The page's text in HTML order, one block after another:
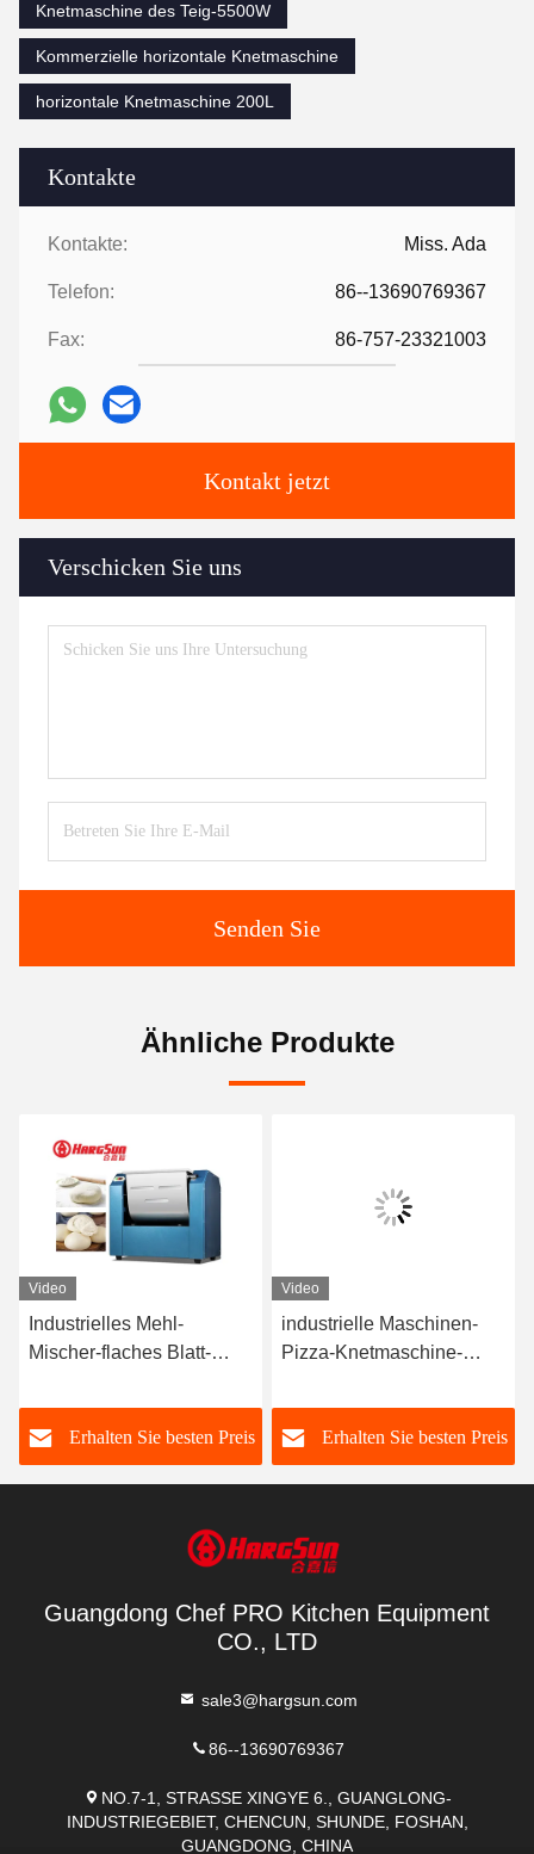
Kontakte
Kontakte: Miss. Ada
Telefon: 86--13690769367
Fax: 86-757-23321003
Kontakt jetzt
Verschicken Sie uns
Senden Sie
Knetmaschine des Teig-5500W
Kommerzielle horizontale Knetmaschine
horizontale Knetmaschine 200L
Ähnliche Produkte
Video
Industrielles Mehl-
Mischer-flaches Blatt-
100 Liter-Kapazität für
BrötchenErhalten Sie besten Preis
Video
industrielle Maschinen-
Pizza-Knetmaschine-
Maschine der
Knetmaschine-25Qt
Erhalten Sie besten Preis
Guangdong Chef PRO Kitchen Equipment
CO., LTD
sale3@hargsun.com
86--13690769367
NO.7-1, STRASSE XINGYE 6., GUANGLONG-
INDUSTRIEGEBIET, CHENCUN, SHUNDE, FOSHAN,
GUANGDONG, CHINA